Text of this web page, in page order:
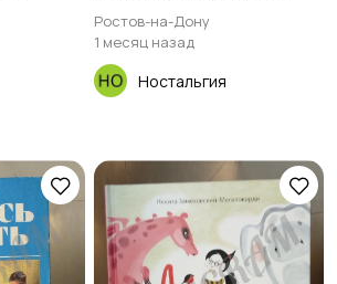
Ростов-на-Дону
1 месяц назад
Ностальгия